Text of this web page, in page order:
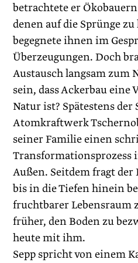
betrachtete er
denen auf die Sprünge
begegnete ihnen im
Überzeugungen. Doch
Austausch langsam zum
sein, dass Ackerbau eine
Natur ist? Spätestens der
Atomkraftwerk
seiner Familie einen
Außen. Seitdem fragt der
bis in die Tiefen hinein
fruchtbarer Lebensraum
früher, den Boden zu
heute mit ihm.
Sepp spricht von einem